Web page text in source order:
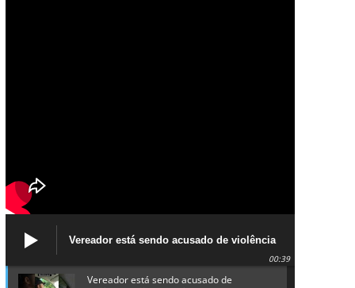
Vereador está sendo acusado de violência
política de gênero contra a prefeita Lucinha
00:39
Vereador está sendo acusado de